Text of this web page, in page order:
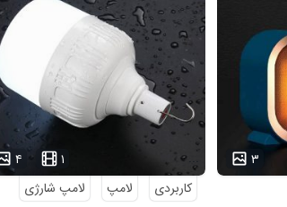
۳
۴ ۱
...
کاربردی
لامپ
لامپ شارژی